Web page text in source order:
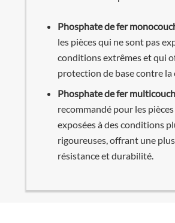
Phosphate de fer
les pièces qui ne sont pas
conditions extrêmes et qui
protection de base contre la
Phosphate de fer
recommandé pour les
exposées à des conditions
rigoureuses, offrant une
résistance et durabilité.